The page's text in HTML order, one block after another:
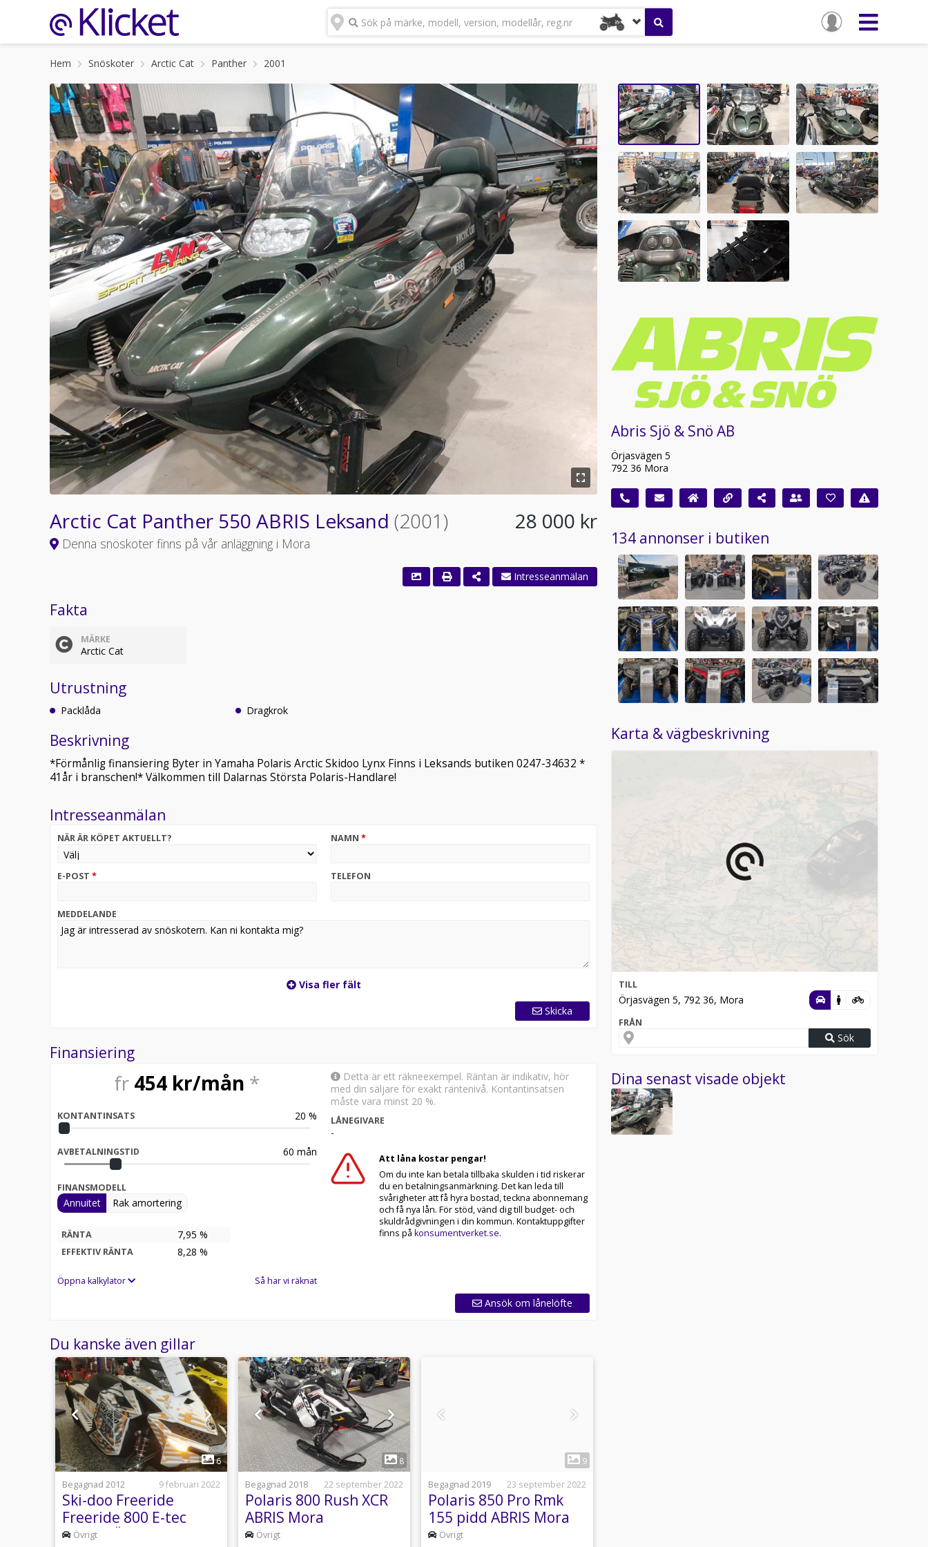
Sök på märke, modell, version, modellår, reg.nr
Hem Snöskoter Arctic Cat Panther 2001
Arctic Cat Panther 550 ABRIS Leksand (2001)
Denna snöskoter finns på vår anläggning i Mora
28 000 kr
Intresseanmälan
Fakta
MÄRKE
Arctic Cat
Utrustning
Packlåda Dragkrok
Beskrivning
*Förmånlig finansiering Byter in Yamaha Polaris Arctic Skidoo Lynx Finns i Leksands butiken 0247-34632 *
41år i branschen!* Välkommen till Dalarnas Största Polaris-Handlare!
Intresseanmälan
NÄR ÄR KÖPET AKTUELLT? NAMN *
E-POST * TELEFON
MEDDELANDE
Visa fler fält
Skicka
Finansiering
fr 454 kr/mån *
KONTANTINSATS 20 %
AVBETALNINGSTID 60 mån
FINANSMODELL
Annuitet Rak amortering
RÄNTA 7,95 %
EFFEKTIV RÄNTA 8,28 %
Öppna kalkylator Så har vi räknat
Detta är ett räkneexempel. Räntan är indikativ, hör
med din säljare för exakt räntenivå. Kontantinsatsen
måste vara minst 20 %.
LÅNEGIVARE
-
Att låna kostar pengar!
Om du inte kan betala tillbaka skulden i tid riskerar
du en betalningsanmärkning. Det kan leda till
svårigheter att få hyra bostad, teckna abonnemang
och få nya lån. För stöd, vänd dig till budget- och
skuldrådgivningen i din kommun. Kontaktuppgifter
finns på konsumentverket.se.
Ansök om lånelöfte
Du kanske även gillar
1
6
Begagnad 2012
9 februari 2022
Ski-doo Freeride
Freeride 800 E-tec
ABRIS SÄRNA
Övrigt
1
8
Begagnad 2018
22 september 2022
Polaris 800 Rush XCR
ABRIS Mora
Övrigt
9
Begagnad 2019
23 september 2022
Polaris 850 Pro Rmk
155 pidd ABRIS Mora
Övrigt
Abris Sjö & Snö AB
Örjasvägen 5
792 36 Mora
134 annonser i butiken
Karta & vägbeskrivning
TILL
Örjasvägen 5, 792 36, Mora
FRÅN
Sök
Dina senast visade objekt